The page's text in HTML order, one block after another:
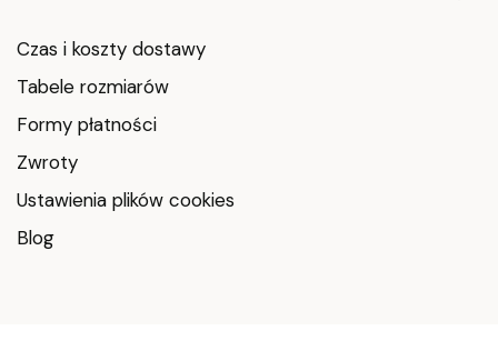
Czas i koszty dostawy
Tabele rozmiarów
Formy płatności
Zwroty
Ustawienia plików cookies
Blog